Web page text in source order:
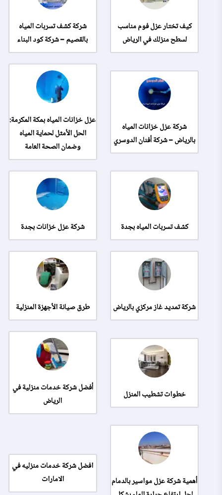
كيف تختار عزل فوم مناسب
لسطح منزلك في الرياض
شركة كشف تسربات المياه
بالقصيم – شركة كود البناء
شركة عزل خزانات المياه
بالرياض – شركة أفنان الدوسري
عزل خزانات المياه بمكة المكرمة:
الحل الأمثل لحماية المياه
وضمان الصحة العامة
كشف تسربات المياه بجدة شركة عزل خزانات بجدة
شركة تمديد غاز مركزي بالرياض طرق صيانة الأجهزة المنزلية
خطوات تشطيب المنزل
أفضل شركة خدمات منزلية في
الرياض
أهمية شركة عزل مواسير بالدمام
افضل شركة خدمات منزليه في
الامارات